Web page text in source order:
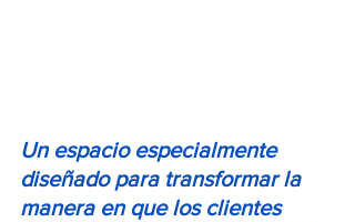
Un espacio especialmente
diseñado para transformar la
manera en que los clientes